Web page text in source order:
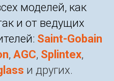
моделей, как
и от ведущих
Saint-Gobain
, AGC, Splintex,
и других.